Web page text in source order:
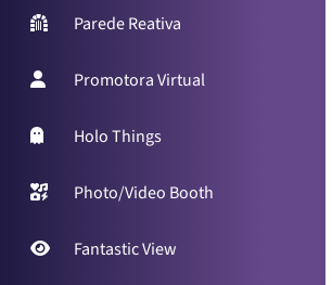
Parede Reativa
Promotora Virtual
Holo Things
Photo/Video Booth
Fantastic View